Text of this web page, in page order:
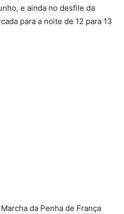
e ainda no desfile da
para a noite de 12 para 13
da Penha de França